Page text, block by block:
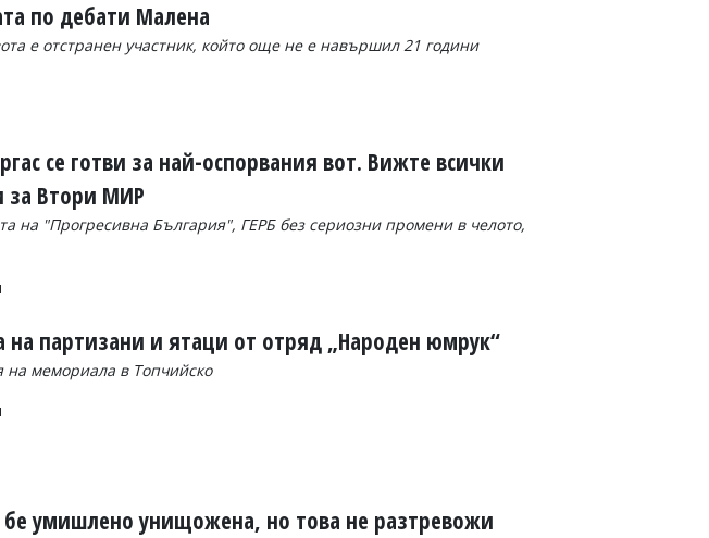
по дебати Малена
е отстранен участник, който още не е навършил 21 години
се готви за най-оспорвания вот. Вижте всички
за Втори МИР
на "Прогресивна България", ГЕРБ без сериозни промени в челото,
на партизани и ятаци от отряд „Народен юмрук“
на мемориала в Топчийско
бе умишлено унищожена, но това не разтревожи